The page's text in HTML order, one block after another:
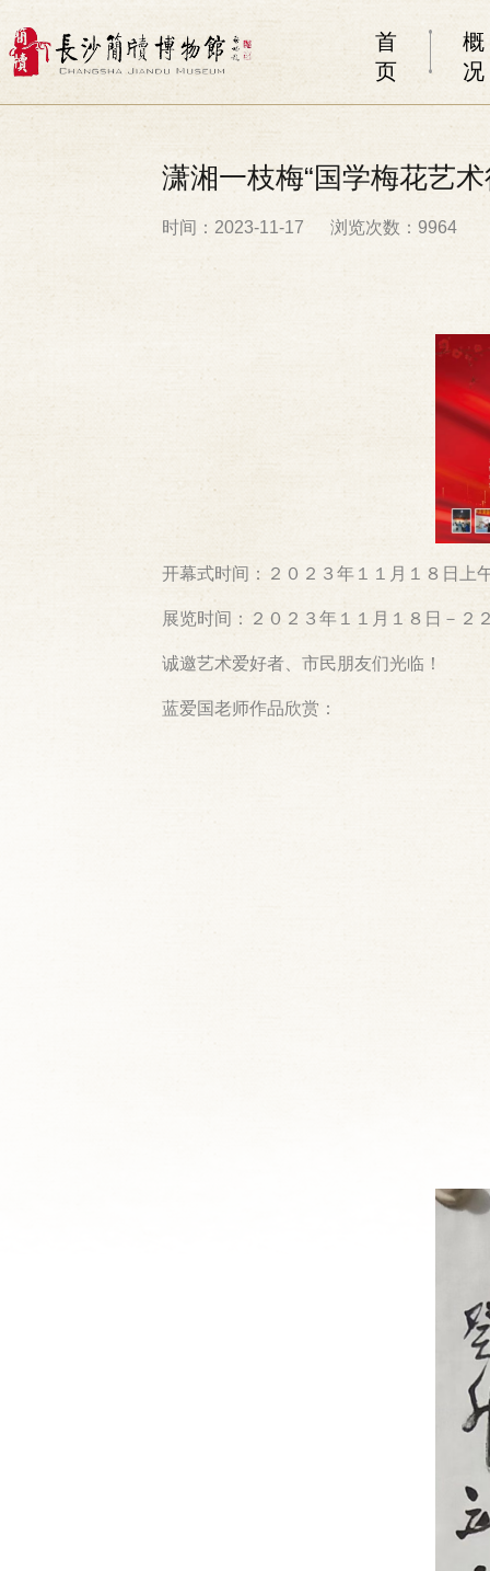
首
页
概
况
潇湘一枝梅“国学梅花艺
时间：2023-11-17 浏览次数：9964
开幕式时间：２０２３年１１月１８日上
展览时间：２０２３年１１月１８日－
诚邀艺术爱好者、市民朋友们光临！
蓝爱国老师作品欣赏：